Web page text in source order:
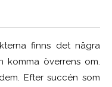
finns det några
överrens om.
Efter succén som